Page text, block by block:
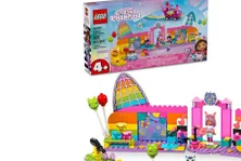
Diskotékový domeček pro
Dostupnost:
Skladem2
12030
LEGO